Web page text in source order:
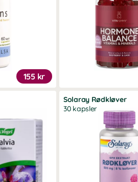
155 kr
Solaray Rødkløver
30 kapsler